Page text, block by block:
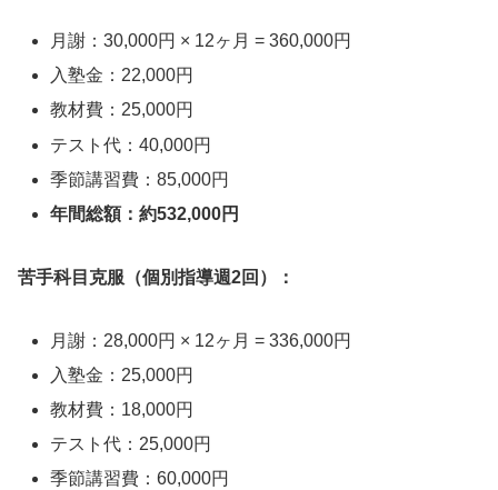
月謝：30,000円 × 12ヶ月 = 360,000円
入塾金：22,000円
教材費：25,000円
テスト代：40,000円
季節講習費：85,000円
年間総額：約532,000円
苦手科目克服（個別指導週2回）：
月謝：28,000円 × 12ヶ月 = 336,000円
入塾金：25,000円
教材費：18,000円
テスト代：25,000円
季節講習費：60,000円